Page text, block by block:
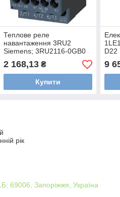
Теплове реле
навантаження 3RU2
Siemens; 3RU2116-0GB0
2 168,13₴
Купити
D22
9
рік
69006, Запоріжжя, Україна